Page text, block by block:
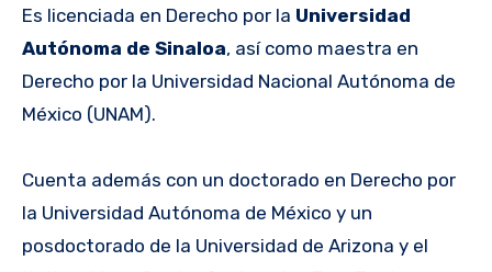
Es licenciada en Derecho por la Universidad
Autónoma de Sinaloa, así como maestra en
Derecho por la Universidad Nacional Autónoma de
México (UNAM).
Cuenta además con un doctorado en Derecho por
la Universidad Autónoma de México y un
posdoctorado de la Universidad de Arizona y el